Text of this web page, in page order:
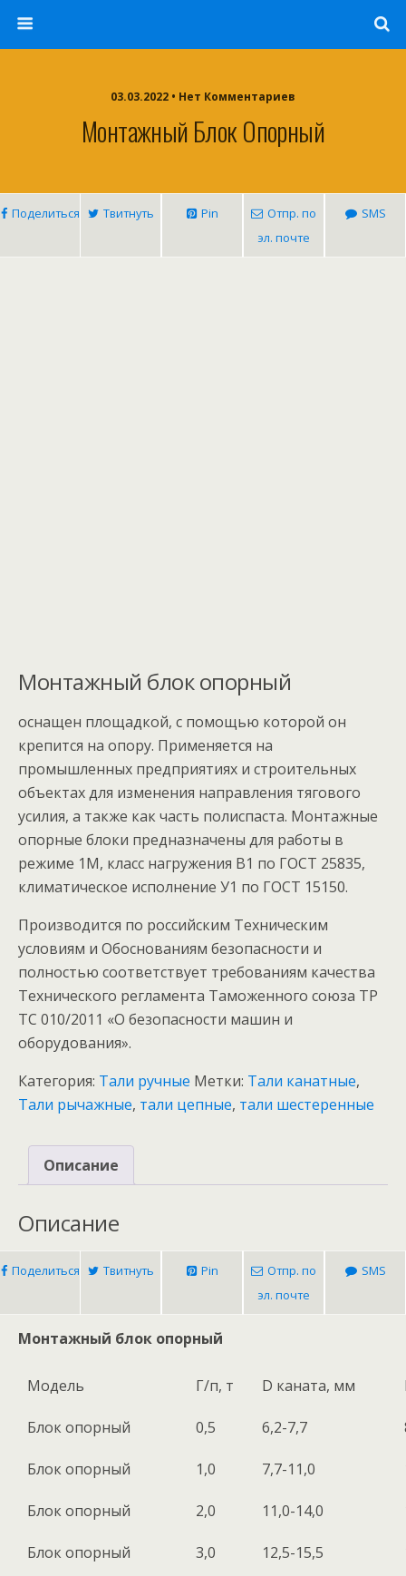
03.03.2022 • Нет Комментариев
Монтажный Блок Опорный
Поделиться Твитнуть Pin
Отпр. по
эл. почте
SMS
Монтажный блок опорный
оснащен площадкой, с помощью которой он
крепится на опору. Применяется на
промышленных предприятиях и строительных
объектах для изменения направления тягового
усилия, а также как часть полиспаста. Монтажные
опорные блоки предназначены для работы в
режиме 1М, класс нагружения В1 по ГОСТ 25835,
климатическое исполнение У1 по ГОСТ 15150.
Производится по российским Техническим
условиям и Обоснованиям безопасности и
полностью соответствует требованиям качества
Технического регламента Таможенного союза ТР
ТС 010/2011 «О безопасности машин и
оборудования».
Категория: Тали ручные Метки: Тали канатные,
Тали рычажные, тали цепные, тали шестеренные
Описание
Описание
Поделиться Твитнуть Pin
Отпр. по
эл. почте
SMS
Монтажный блок опорный
Модель Г/п, т D каната, мм
Блок опорный 0,5 6,2-7,7
Блок опорный 1,0 7,7-11,0
Блок опорный 2,0 11,0-14,0
Блок опорный 3,0 12,5-15,5